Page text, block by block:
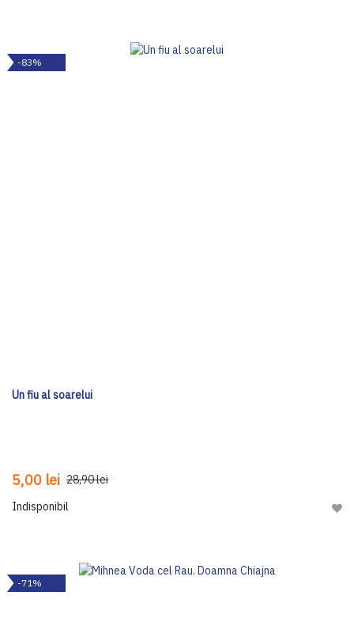
-83%
Un fiu al soarelui
5,00 lei 28,90 lei
Indisponibil
-71%